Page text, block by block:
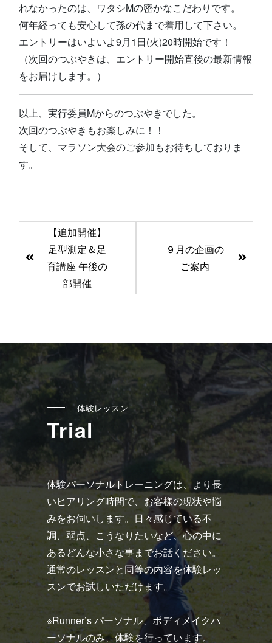
れなかったのは、ワタシMの密かなこだわりです。
何年経っても安心して孫の代まで着用して下さい。
エントリーはいよいよ9月1日(火)20時開始です！
（次回のつぶやきは、エントリー開始直後の最新情報
をお届けします。）
以上、実行委員Mからのつぶやきでした。
次回のつぶやきもお楽しみに！！
そして、マラソン大会のご参加もお待ちしておりま
す。
の
の
リ
ン
ク
【追加開催】
足型測定＆足
育講座 午後の
部開催
９月の企画の
ご案内
体験レッスン
Trial
体験パーソナルトレーニングは、より長
いヒアリング時間で、お客様の現状や悩
みをお伺いします。日々感じている不
調、弱点、こうなりたいなど、心の中に
あるどんな小さな事までお話ください。
通常のレッスンと同等の内容を体験レッ
スンでお試しいただけます。
※Runner’s パーソナル、ボディメイクパ
ーソナルのみ、体験を行っています。